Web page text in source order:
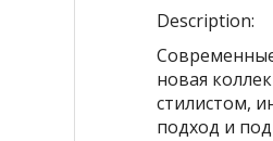
Description:
новая
стилистом,
подход и